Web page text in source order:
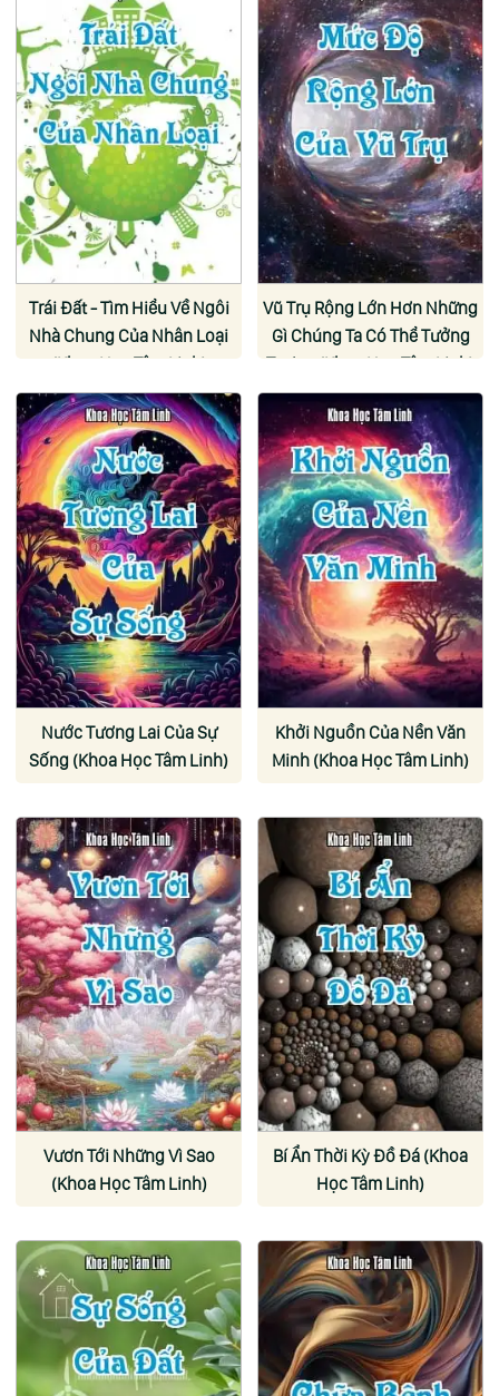
Trái Đất - Tìm Hiểu Về Ngôi
Nhà Chung Của Nhân Loại
(Khoa Học Tâm Linh)
Vũ Trụ Rộng Lớn Hơn Những
Gì Chúng Ta Có Thể Tưởng
Tượng (Khoa Học Tâm Linh)
Nước Tương Lai Của Sự
Sống (Khoa Học Tâm Linh)
Khởi Nguồn Của Nền Văn
Minh (Khoa Học Tâm Linh)
Vươn Tới Những Vì Sao
(Khoa Học Tâm Linh)
Bí Ẩn Thời Kỳ Đồ Đá (Khoa
Học Tâm Linh)